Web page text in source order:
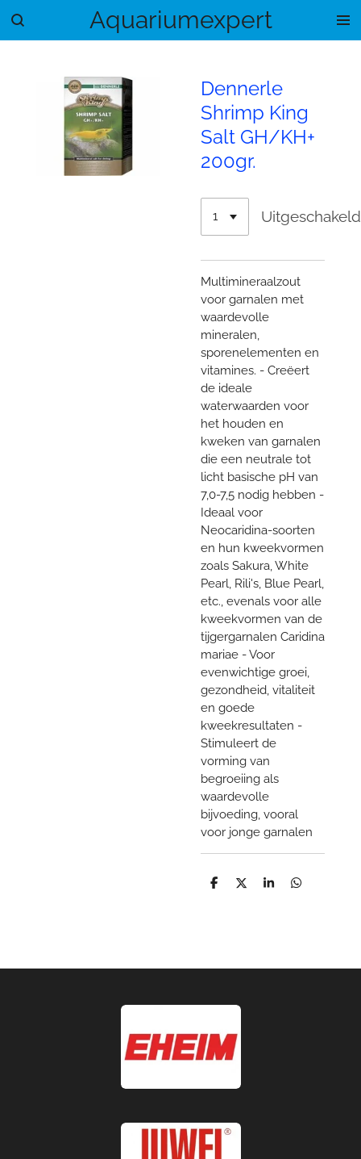
Ga
hoofdinhoud
Aquariumexpert
Dennerle
Shrimp King
Salt GH/KH+
200gr.
Uitgeschakeld
Multimineraalzout
voor garnalen met
waardevolle
mineralen,
sporenelementen en
vitamines. - Creëert
de ideale
waterwaarden voor
het houden en
kweken van garnalen
die een neutrale tot
licht basische pH van
7,0-7,5 nodig hebben -
Ideaal voor
Neocaridina-soorten
en hun kweekvormen
zoals Sakura, White
Pearl, Rili's, Blue Pearl,
etc., evenals voor alle
kweekvormen van de
tijgergarnalen Caridina
mariae - Voor
evenwichtige groei,
gezondheid, vitaliteit
en goede
kweekresultaten -
Stimuleert de
vorming van
begroeiing als
waardevolle
bijvoeding, vooral
voor jonge garnalen
D
D
S
D